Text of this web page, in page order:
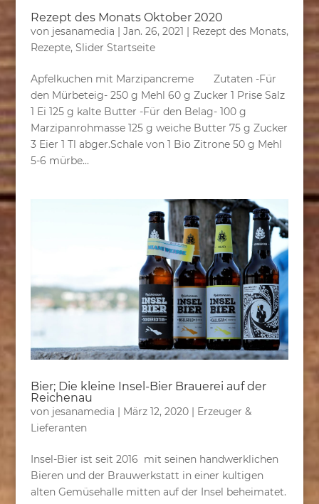
Rezept des Monats Oktober 2020
von jesanamedia | Jan. 26, 2021 | Rezept des Monats,
Rezepte, Slider Startseite
Apfelkuchen mit Marzipancreme Zutaten -Für
den Mürbeteig- 250 g Mehl 60 g Zucker 1 Prise Salz
1 Ei 125 g kalte Butter -Für den Belag- 100 g
Marzipanrohmasse 125 g weiche Butter 75 g Zucker
3 Eier 1 Tl abger.Schale von 1 Bio Zitrone 50 g Mehl
5-6 mürbe...
Bier; Die kleine Insel-Bier Brauerei auf der
Reichenau
von jesanamedia März 12, 2020|
Erzeuger &
Lieferanten
Insel-Bier ist seit 2016 mit seinen handwerklichen
Bieren und der Brauwerkstatt in einer kultigen
alten Gemüsehalle mitten auf der Insel beheimatet.